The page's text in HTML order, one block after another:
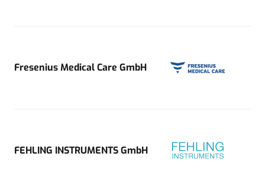
Fresenius Medical Care GmbH
FEHLING INSTRUMENTS GmbH